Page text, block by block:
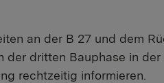
an der B 27 und dem
der dritten Bauphase in
rechtzeitig informieren.